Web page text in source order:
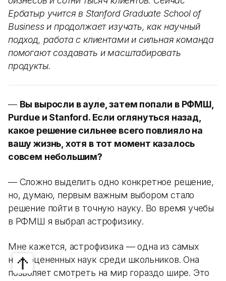
Ербатыр учится в Stanford Graduate School of
Business и продолжает изучать, как научный
подход, работа с клиентами и сильная команда
помогают создавать и масштабировать
продукты.
— Вы выросли в ауле, затем попали в РФМШ,
Purdue и Stanford. Если оглянуться назад,
какое решение сильнее всего повлияло на
вашу жизнь, хотя в тот момент казалось
совсем небольшим?
— Сложно выделить одно конкретное решение,
но, думаю, первым важным выбором стало
решение пойти в точную науку. Во время учебы
в РФМШ я выбрал астрофизику.
Мне кажется, астрофизика — одна из самых
недооцененных наук среди школьников. Она
позволяет смотреть на мир гораздо шире. Это